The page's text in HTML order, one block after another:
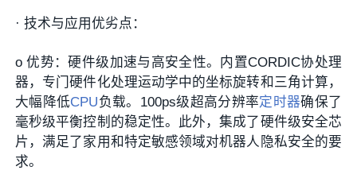
·技术与应用优劣点：
o优势 ：硬件级加速与高安全性。内置CORDIC协处理
器，专门硬件化处理运动学中的坐标旋转和三角计算，
大幅降低CPU负载。100ps级超高分辨率定时器确保了
毫秒级平衡控制的稳定性。此外，集成了硬件级安全芯
片，满足了家用和特定敏感领域对机器人隐私安全的要
求。